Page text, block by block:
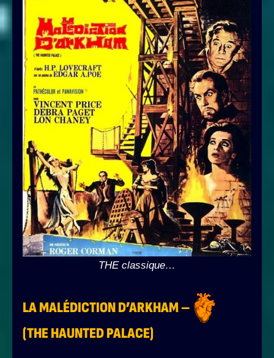
THE classique…
LA MALÉDICTION D’ARKHAM –
(THE HAUNTED PALACE)